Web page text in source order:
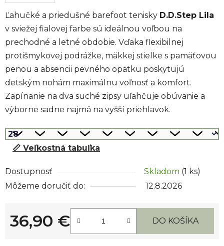
Ľahučké a priedušné barefoot tenisky D.D.Step Lila
v sviežej fialovej farbe sú ideálnou voľbou na
prechodné a letné obdobie. Vďaka flexibilnej
protišmykovej podrážke, mäkkej stielke s pamäťovou
penou a absencii pevného opätku poskytujú
detským nohám maximálnu voľnosť a komfort.
Zapínanie na dva suché zipsy uľahčuje obúvanie a
výborne sadne najmä na vyšší priehlavok.
📏 Veľkostná tabuľka
Dostupnosť Skladom (1 ks)
Môžeme doručiť do:
12.8.2026
36,90 €
Jednotková cena:
DO KOŠÍKA